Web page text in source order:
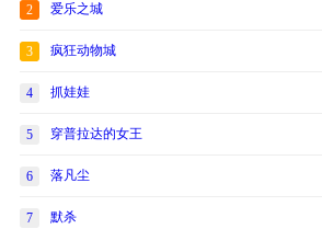
2 爱乐之城
3 疯狂动物城
4 抓娃娃
5 穿普拉达的女王
6 落凡尘
7 默杀